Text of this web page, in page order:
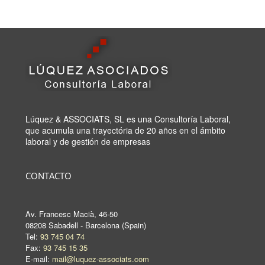
Lúquez & ASSOCIATS, SL es una Consultoría Laboral,
que acumula una trayectória de 20 años en el ámbito
laboral y de gestión de empresas
CONTACTO
Av. Francesc Macià, 46-50
08208 Sabadell - Barcelona (Spain)
Tel: 93 745 04 74
Fax: 93 745 15 35
E-mail: mail@luquez-associats.com